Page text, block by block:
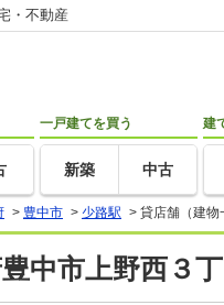
・不動産
一戸建てを買う
新築 中古
建
> 豊中市 > 少路駅 > 貸店舗（建物
中市上野西３